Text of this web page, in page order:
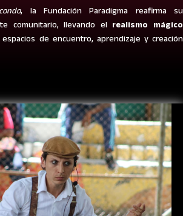
, la Fundación Paradigma reafirma su
comunitario, llevando el realismo mágico
de encuentro, aprendizaje y creación